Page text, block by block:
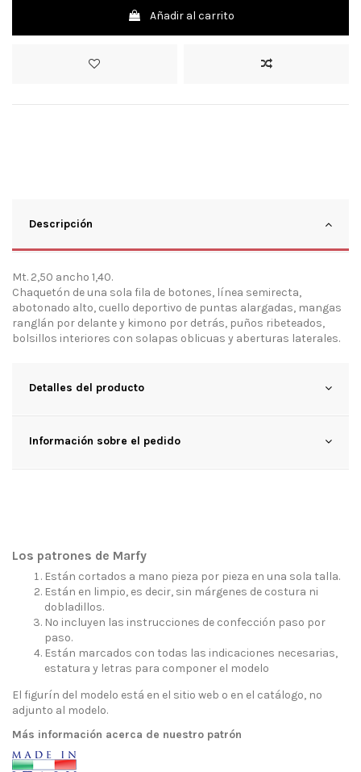
Añadir al carrito
Descripción
Mt. 2,50 ancho 1,40.
Chaquetón de una sola fila de botones, línea semirecta,
abotonado alto, cuello deportivo de puntas alargadas, mangas
ranglán por delante y kimono por detrás, puños ribeteados,
bolsillos interiores con solapas oblicuas y aberturas laterales.
Detalles del producto
Información sobre el pedido
Los patrones de Marfy
Están cortados a mano pieza por pieza en una sola talla.
Están en limpio, es decir, sin márgenes de costura ni
dobladillos.
No incluyen las instrucciones de confección paso por
paso.
Están marcados con todas las indicaciones necesarias,
estatura y letras para componer el modelo
El figurín del modelo está en el sitio web o en el catálogo, no
adjunto al modelo.
Más información acerca de nuestro patrón